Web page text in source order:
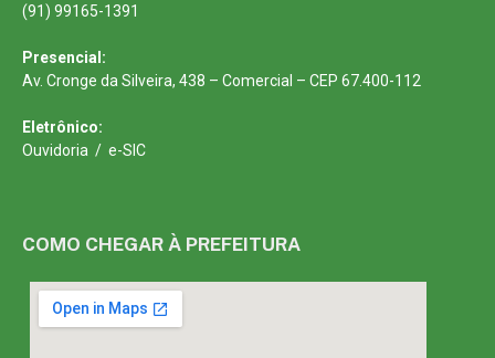
(91) 99165-1391
Presencial:
Av. Cronge da Silveira, 438 – Comercial – CEP 67.400-112
Eletrônico:
Ouvidoria / e-SIC
COMO CHEGAR À PREFEITURA